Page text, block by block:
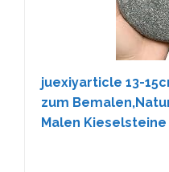
juexiyarticle 13-
zum
Malen Kieselsteine